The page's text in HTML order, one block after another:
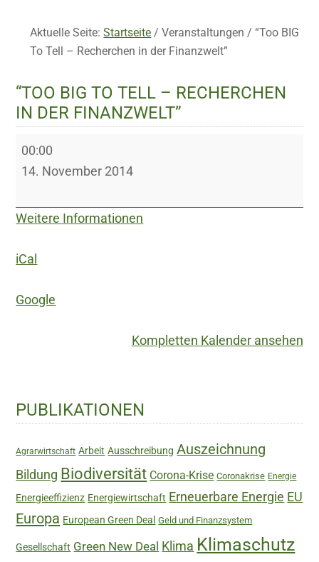
Aktuelle Seite:Startseite / Veranstaltungen/ “Too BIG
To Tell – Recherchen in der Finanzwelt”
“TOO BIG TO TELL – RECHERCHEN
IN DER FINANZWELT”
“Too
BIG
Tell
–
in
Finanzwelt”
00:00
14. November 2014
Weitere Informationen
iCal
Google
Kompletten Kalender ansehen
Haupt-
Sidebar
PUBLIKATIONEN
Agrarwirtschaft Arbeit Ausschreibung Auszeichnung
Bildung Biodiversität Corona-Krise Coronakrise Energie
Energieeffizienz Energiewirtschaft Erneuerbare Energie EU
Europa European Green Deal Geld und Finanzsystem
Gesellschaft Green New Deal Klima Klimaschutz